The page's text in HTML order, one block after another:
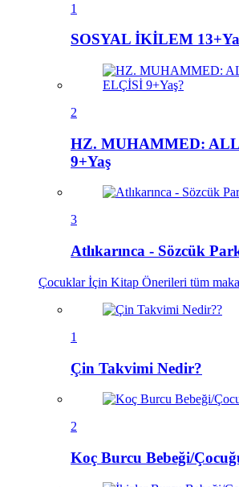
1
SOSYAL İKİLEM
2
HZ. MUHAMMED:
9+Yaş
3
Atlıkarınca - Sözcük
Çocuklar İçin Kitap Önerileri tüm
1
Çin Takvimi Nedir?
2
Koç Burcu Bebeği/